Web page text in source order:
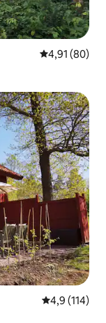
Évaluation
4,91 (80)
Évaluation
4,9 (114)